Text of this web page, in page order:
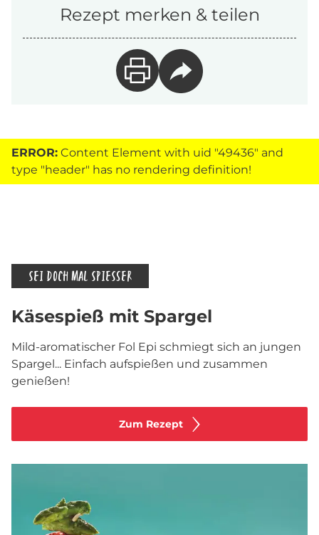
Rezept merken & teilen
ERROR: Content Element with uid "49436" and
type "header" has no rendering definition!
SEI DOCH MAL SPIESSER
Käsespieß mit Spargel
Mild-aromatischer Fol Epi schmiegt sich an jungen
Spargel... Einfach aufspießen und zusammen
genießen!
Zum Rezept